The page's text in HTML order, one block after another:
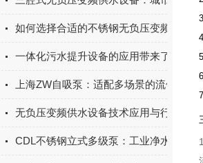
如何选择合适的不锈钢无负压变频供水设
一体化污水提升设备的应用带来了诸多好
上海ZW自吸泵：适配多场景的流体输送
无负压变频供水设备技术应用与行业发
CDL不锈钢立式多级泵：工业净水与增